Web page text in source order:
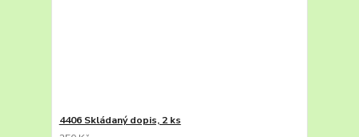
4406 Skládaný dopis, 2 ks